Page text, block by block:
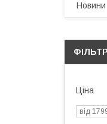
Новини
Ціна